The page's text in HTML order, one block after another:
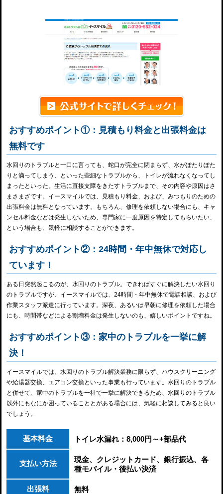
おすすめポイント①：見積もり料金と出張料金は
無料です
水回りのトラブルと一口に言っても、蛇口が完全に閉まらず、水がぽたりぽた
りと滴ってしまう、といった些細なトラブルから、トイレが流れなくなってし
まったといった、生活に直接支障をきたすトラブルまで、その内容や原因はさ
まさまざです。イースマイルでは、見積もり料金、および、みつもりのための
出張料金は無料となっています。もちろん、修理を依頼しない場合にも、キャ
ンセル料金などは発生しないため、専門家に一度原因を特定してもらいたい、
という場合も、気軽に相談することができます。
おすすめポイント②：24時間・年中無休で対応し
ています！
ある日突然起こるのが、水回りのトラブル。できればすぐに解決したい水回り
のトラブルですが、イースマイルでは、24時間・年中無休で電話相談、および
作業スタッフ派遣に行っています。深夜、あるいは早朝に修理を依頼した場合
にも、時間帯などによる割増料金は発生しないのも、嬉しいポイントですね。
おすすめポイント③：家中のトラブルを一挙に解
決！
イースマイルでは、水回りのトラブル解決業務に限らず、ハウスクリーニング
や給湯器交換、エアコン交換といった事業も行っています。水回りのトラブル
と併せて、家中のトラブルを一社で一挙に解決できるため、水回りのトラブル
以外にもなにか困っていることとがある場合には、気軽に相談してみると良い
でしょう。
基本料金 トイレ水漏れ：8,000円～+部品代
支払い方法
現金、クレジットカード、銀行振込、各
種モバイル・後払い決済
出張料 無料